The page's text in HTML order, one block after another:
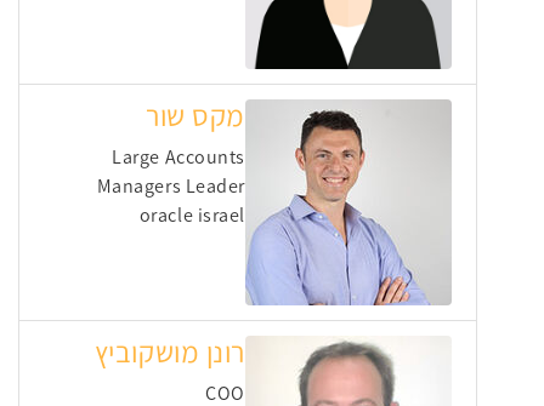
מקס שור
Large Accounts
Managers Leader
oracle israel
רונן מושקוביץ
COO